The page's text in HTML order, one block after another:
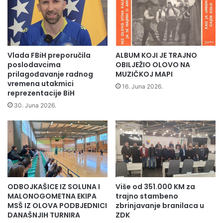
s
i
p
e
n
d
i
s
t
o
r
a
č
k
e
p
Vlada FBiH preporučila
poslodavcima
prilagođavanje radnog
vremena utakmici
reprezentacije BiH
30. Juna 2026.
ALBUM KOJI JE TRAJNO
OBILJEŽIO OLOVO NA
MUZIČKOJ MAPI
16. Juna 2026.
ODBOJKAŠICE IZ SOLUNA I
MALONOGOMETNA EKIPA
MSŠ IZ OLOVA PODBJEDNICI
DANAŠNJIH TURNIRA
Više od 351.000 KM za
trajno stambeno
zbrinjavanje branilaca u
ZDK